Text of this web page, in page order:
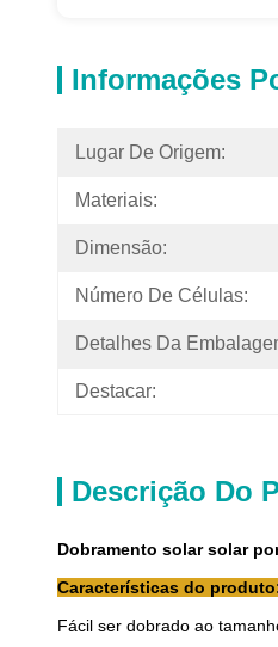
Informações
Lugar De Origem:
Materiais:
Dimensão:
Número De Células:
Detalhes Da
Destacar:
Descrição Do
Dobramento solar solar
Características do
Fácil ser dobrado ao